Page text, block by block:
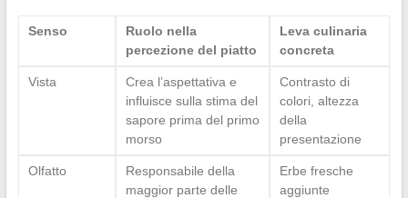
Senso
Ruolo nella
percezione del piatto
Leva culinaria
concreta
Vista
Crea l’aspettativa e
influisce sulla stima del
sapore prima del primo
morso
Contrasto di
colori, altezza
della
presentazione
Olfatto
Responsabile della
maggior parte delle
Erbe fresche
aggiunte